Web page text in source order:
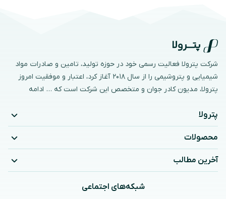
شرکت پترولا فعالیت رسمی خود در حوزه تولید، تامین و صادرات مواد
شیمیایی و پتروشیمی را از سال ۲۰۱۸ آغاز کرد، اعتبار و موفقیت امروز
پترولا، مدیون کادر جوان و متخصص این شرکت است که … ادامه
پترولا
محصولات
آخرین مطالب
شبکه‌های اجتماعی